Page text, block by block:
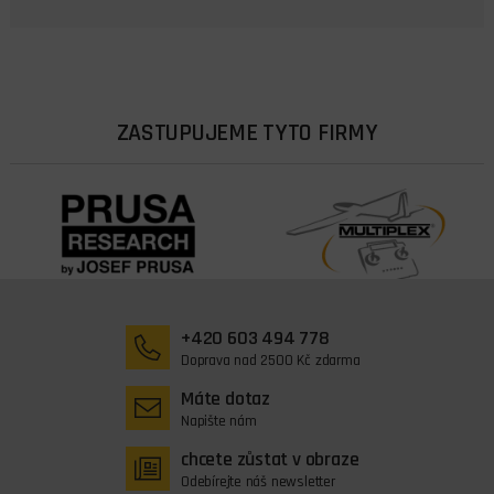
ZASTUPUJEME TYTO FIRMY
+420 603 494 778
Doprava nad 2500 Kč zdarma
Máte dotaz
Napište nám
chcete zůstat v obraze
Odebírejte náš newsletter